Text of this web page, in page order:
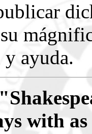
ayuda.
with